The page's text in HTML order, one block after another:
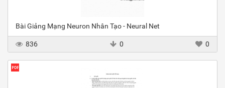
Bài Giảng Mạng Neuron Nhân Tạo - Neural Net
836 0 0